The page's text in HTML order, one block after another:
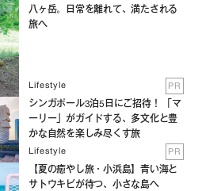
八ヶ岳。日常を離れて、満たされる
旅へ
Lifestyle PR
シンガポール3泊5日にご招待！ 「マ
ーリー」がガイドする、多文化と豊
かな自然を楽しみ尽くす旅
Lifestyle PR
【夏の癒やし旅・小浜島】青い海と
サトウキビが待つ、小さな島へ